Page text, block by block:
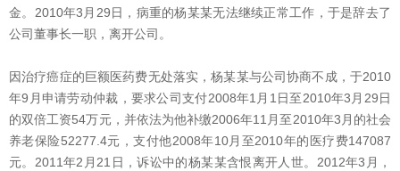
金。2010年3月29日，病重的杨某某无法继续正常工作，于是辞去了
公司董事长一职，离开公司。
因治疗癌症的巨额医药费无处落实，杨某某与公司协商不成，于2010
年9月申请劳动仲裁，要求公司支付2008年1月1日至2010年3月29日
的双倍工资54万元，并依法为他补缴2006年11月至2010年3月的社会
养老保险52277.4元，支付他2008年10月至2010年的医疗费147087
元。2011年2月21日，诉讼中的杨某某含恨离开人世。2012年3月，